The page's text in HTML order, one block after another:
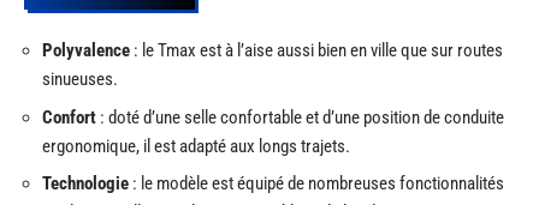
Polyvalence : le Tmax est à l’aise aussi bien en ville que sur routes
sinueuses.
Confort : doté d’une selle confortable et d’une position de conduite
ergonomique, il est adapté aux longs trajets.
Technologie : le modèle est équipé de nombreuses fonctionnalités